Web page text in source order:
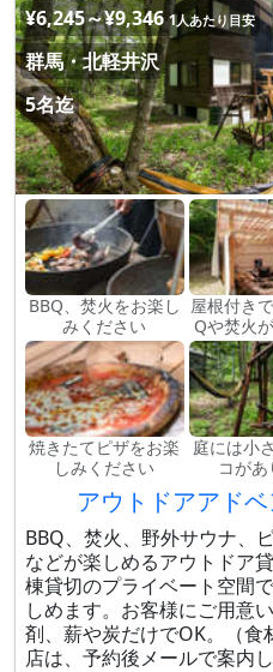
¥6,245～¥9,346 1人あたり目安
群馬・北軽井沢
5名迄
BBQ、焚火をお楽し
みください
屋根付き
Qや焚火
焼きたてピザをお楽
しみください
庭には小
コが
アウトドアアド
BBQ、焚火、野外サウナ、
などが楽しめるアウトドア
棟貸切のプライベート空間
しめます。お客様にご用意
剤、薪や炭だけでOK。（食
店は、予約後メールで案内し